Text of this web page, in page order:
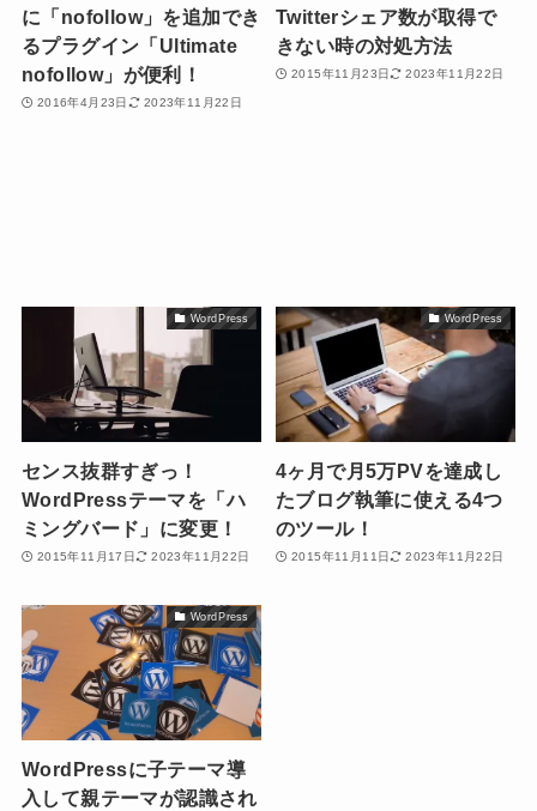
に「nofollow」を追加でき
るプラグイン「Ultimate
nofollow」が便利！
2016年4月23日 2023年11月22日
Twitterシェア数が取得で
きない時の対処方法
2015年11月23日 2023年11月22日
WordPress
センス抜群すぎっ！
WordPressテーマを「ハ
ミングバード」に変更！
2015年11月17日 2023年11月22日
WordPress
4ヶ月で月5万PVを達成し
たブログ執筆に使える4つ
のツール！
2015年11月11日 2023年11月22日
WordPress
WordPressに子テーマ導
入して親テーマが認識され